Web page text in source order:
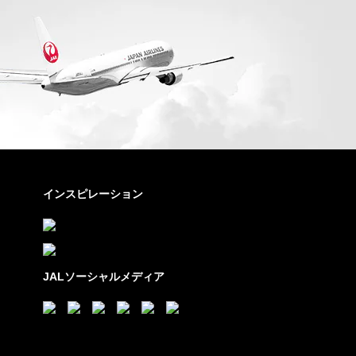
インスピレーション
JALソーシャルメディア